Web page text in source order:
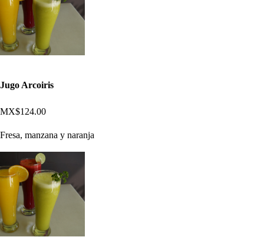
Jugo Arcoiris
MX$124.00
Fresa, manzana y naranja